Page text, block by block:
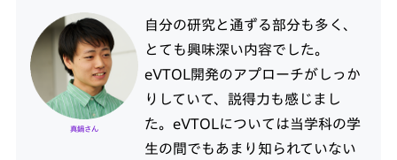
真鍋さん
自分の研究と通ずる部分も多く、
とても興味深い内容でした。
eVTOL開発のアプローチがしっか
りしていて、説得力も感じまし
た。eVTOLについては当学科の学
生の間でもあまり知られていない